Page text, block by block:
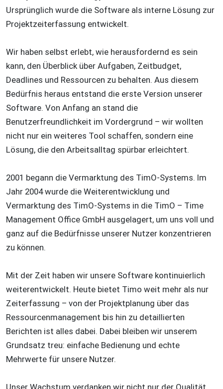
Ursprünglich wurde die Software als interne Lösung zur
Projektzeiterfassung entwickelt.
Wir haben selbst erlebt, wie herausfordernd es sein
kann, den Überblick über Aufgaben, Zeitbudget,
Deadlines und Ressourcen zu behalten. Aus diesem
Bedürfnis heraus entstand die erste Version unserer
Software. Von Anfang an stand die
Benutzerfreundlichkeit im Vordergrund – wir wollten
nicht nur ein weiteres Tool schaffen, sondern eine
Lösung, die den Arbeitsalltag spürbar erleichtert.
2001 begann die Vermarktung des TimO-Systems. Im
Jahr 2004 wurde die Weiterentwicklung und
Vermarktung des TimO-Systems in die TimO – Time
Management Office GmbH ausgelagert, um uns voll und
ganz auf die Bedürfnisse unserer Nutzer konzentrieren
zu können.
Mit der Zeit haben wir unsere Software kontinuierlich
weiterentwickelt. Heute bietet Timo weit mehr als nur
Zeiterfassung – von der Projektplanung über das
Ressourcenmanagement bis hin zu detaillierten
Berichten ist alles dabei. Dabei bleiben wir unserem
Grundsatz treu: einfache Bedienung und echte
Mehrwerte für unsere Nutzer.